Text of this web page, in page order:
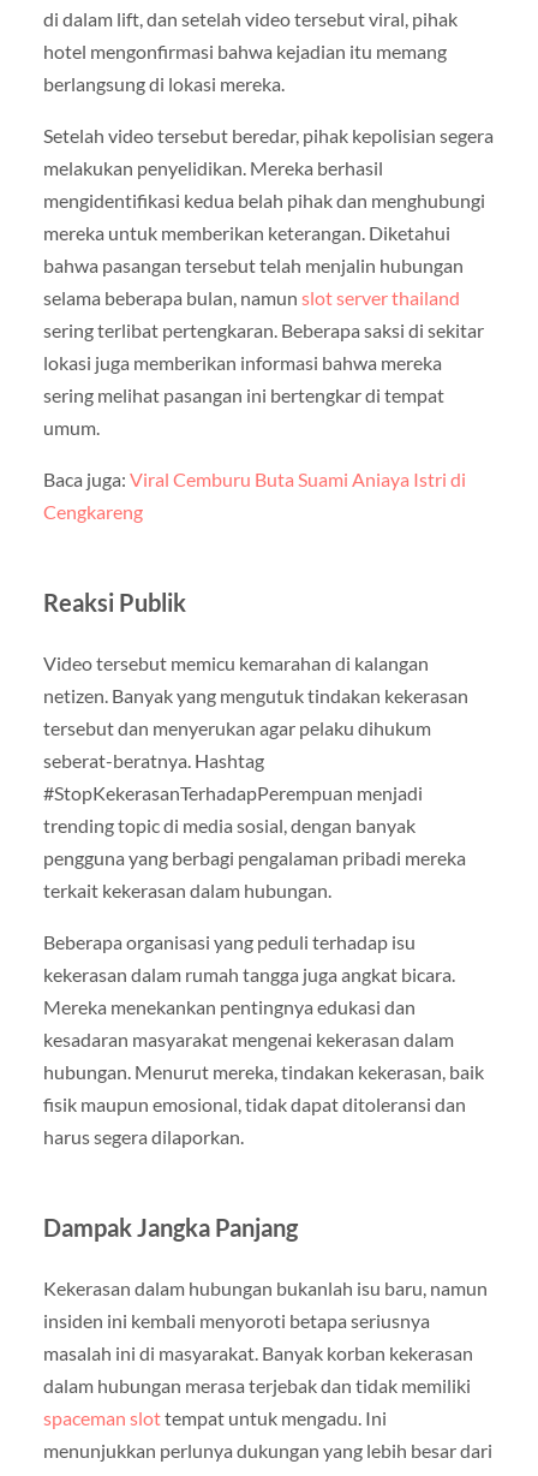
di dalam lift, dan setelah video tersebut viral, pihak
hotel mengonfirmasi bahwa kejadian itu memang
berlangsung di lokasi mereka.
Setelah video tersebut beredar, pihak kepolisian segera
melakukan penyelidikan. Mereka berhasil
mengidentifikasi kedua belah pihak dan menghubungi
mereka untuk memberikan keterangan. Diketahui
bahwa pasangan tersebut telah menjalin hubungan
selama beberapa bulan, namun slot server thailand
sering terlibat pertengkaran. Beberapa saksi di sekitar
lokasi juga memberikan informasi bahwa mereka
sering melihat pasangan ini bertengkar di tempat
umum.
Baca juga: Viral Cemburu Buta Suami Aniaya Istri di
Cengkareng
Reaksi Publik
Video tersebut memicu kemarahan di kalangan
netizen. Banyak yang mengutuk tindakan kekerasan
tersebut dan menyerukan agar pelaku dihukum
seberat-beratnya. Hashtag
#StopKekerasanTerhadapPerempuan menjadi
trending topic di media sosial, dengan banyak
pengguna yang berbagi pengalaman pribadi mereka
terkait kekerasan dalam hubungan.
Beberapa organisasi yang peduli terhadap isu
kekerasan dalam rumah tangga juga angkat bicara.
Mereka menekankan pentingnya edukasi dan
kesadaran masyarakat mengenai kekerasan dalam
hubungan. Menurut mereka, tindakan kekerasan, baik
fisik maupun emosional, tidak dapat ditoleransi dan
harus segera dilaporkan.
Dampak Jangka Panjang
Kekerasan dalam hubungan bukanlah isu baru, namun
insiden ini kembali menyoroti betapa seriusnya
masalah ini di masyarakat. Banyak korban kekerasan
dalam hubungan merasa terjebak dan tidak memiliki
spaceman slottempat untuk mengadu. Ini
menunjukkan perlunya dukungan yang lebih besar dari